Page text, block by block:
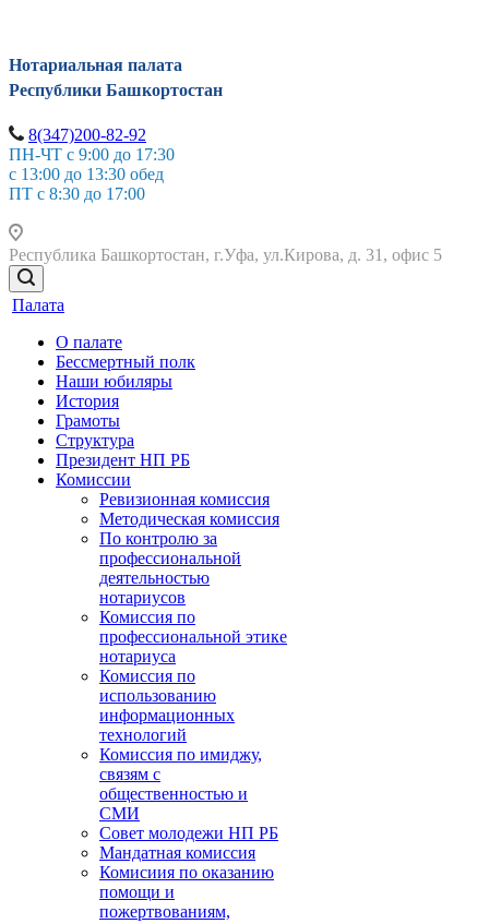
Нотариальная палата
Республики Башкортостан
8(347)200-82-92
ПН-ЧТ с 9:00 до 17:30
с 13:00 до 13:30 обед
ПТ с 8:30 до 17:00
Республика Башкортостан, г.Уфа, ул.Кирова, д. 31, офис 5
Палата
О палате
Бессмертный полк
Наши юбиляры
История
Грамоты
Структура
Президент НП РБ
Комиссии
Ревизионная комиссия
Методическая комиссия
По контролю за
профессиональной
деятельностью
нотариусов
Комиссия по
профессиональной этике
нотариуса
Комиссия по
использованию
информационных
технологий
Комиссия по имиджу,
связям с
общественностью и
СМИ
Совет молодежи НП РБ
Мандатная комиссия
Комисиия по оказанию
помощи и
пожертвованиям,